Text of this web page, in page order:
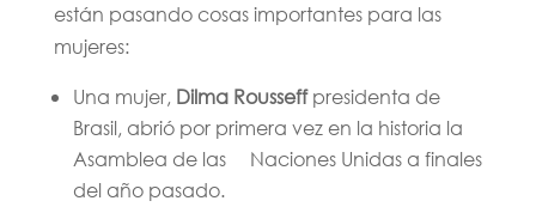
están pasando cosas importantes para las
mujeres:
Una mujer, Dilma Rousseffpresidenta de
Brasil, abrió por primera vez en la historia la
Asamblea de las Naciones Unidas a finales
del año pasado.